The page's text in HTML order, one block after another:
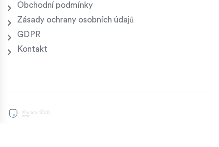
Obchodní podmínky
Zásady ochrany osobních údajů
GDPR
Kontakt